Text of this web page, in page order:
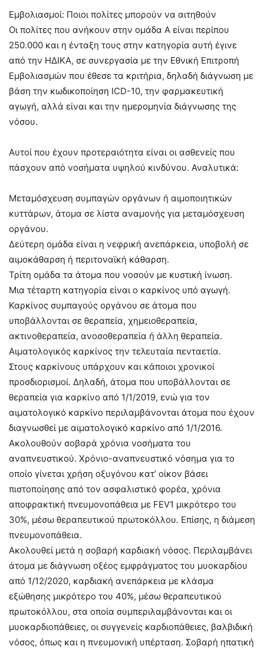
Εμβολιασμοί: Ποιοι πολίτες μπορούν να αιτηθούν
Οι πολίτες που ανήκουν στην ομάδα Α είναι περίπου
250.000 και η ένταξη τους στην κατηγορία αυτή έγινε
από την ΗΔΙΚΑ, σε συνεργασία με την Εθνική Επιτροπή
Εμβολιασμών που έθεσε τα κριτήρια, δηλαδή διάγνωση με
βάση την κωδικοποίηση ICD-10, την φαρμακευτική
αγωγή, αλλά είναι και την ημερομηνία διάγνωσης της
νόσου.
Αυτοί που έχουν προτεραιότητα είναι οι ασθενείς που
πάσχουν από νοσήματα υψηλού κινδύνου. Αναλυτικά:
Μεταμόσχευση συμπαγών οργάνων ή αιμοποιητικών
κυττάρων, άτομα σε λίστα αναμονής για μεταμόσχευση
οργάνου.
Δεύτερη ομάδα είναι η νεφρική ανεπάρκεια, υποβολή σε
αιμοκάθαρση ή περιτοναϊκή κάθαρση.
Τρίτη ομάδα τα άτομα που νοσούν με κυστική ίνωση.
Μια τέταρτη κατηγορία είναι ο καρκίνος υπό αγωγή.
Καρκίνος συμπαγούς οργάνου σε άτομα που
υποβάλλονται σε θεραπεία, χημειοθεραπεία,
ακτινοθεραπεία, ανοσοθεραπεία ή άλλη θεραπεία.
Αιματολογικός καρκίνος την τελευταία πενταετία.
Στους καρκίνους υπάρχουν και κάποιοι χρονικοί
προσδιορισμοί. Δηλαδή, άτομα που υποβάλλονται σε
θεραπεία για καρκίνο από 1/1/2019, ενώ για τον
αιματολογικό καρκίνο περιλαμβάνονται άτομα που έχουν
διαγνωσθεί με αιματολογικό καρκίνο από 1/1/2016.
Ακολουθούν σοβαρά χρόνια νοσήματα του
αναπνευστικού. Χρόνιο-αναπνευστικό νόσημα για το
οποίο γίνεται χρήση οξυγόνου κατ’ οίκον βάσει
πιστοποίησης από τον ασφαλιστικό φορέα, χρόνια
αποφρακτική πνευμονοπάθεια με FEV1 μικρότερο του
30%, μέσω θεραπευτικού πρωτοκόλλου. Επίσης, η διάμεση
πνευμονοπάθεια.
Ακολουθεί μετά η σοβαρή καρδιακή νόσος. Περιλαμβάνει
άτομα με διάγνωση οξέος εμφράγματος του μυοκαρδίου
από 1/12/2020, καρδιακή ανεπάρκεια με κλάσμα
εξώθησης μικρότερο του 40%, μέσω θεραπευτικού
πρωτοκόλλου, στα οποία συμπεριλαμβάνονται και οι
μυοκαρδιοπάθειες, οι συγγενείς καρδιοπάθειες, βαλβιδική
νόσος, όπως και η πνευμονική υπέρταση. Σοβαρή ηπατική